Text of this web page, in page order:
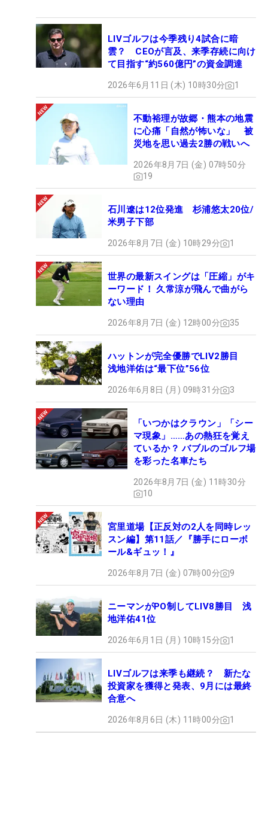
LIVゴルフは今季残り4試合に暗
雲？ CEOが言及、来季存続に向け
て目指す“約560億円”の資金調達
2026年6月11日 (木) 10時30分 1
不動裕理が故郷・熊本の地震
に心痛「自然が怖いな」 被
災地を思い過去2勝の戦いへ
2026年8月7日 (金) 07時50分
19
石川遼は12位発進 杉浦悠太20位/
米男子下部
2026年8月7日 (金) 10時29分 1
世界の最新スイングは「圧縮」がキ
ーワード！ 久常涼が飛んで曲がら
ない理由
2026年8月7日 (金) 12時00分 35
ハットンが完全優勝でLIV2勝目
浅地洋佑は“最下位”56位
2026年6月8日 (月) 09時31分 3
「いつかはクラウン」「シー
マ現象」……あの熱狂を覚え
ているか？ バブルのゴルフ場
を彩った名車たち
2026年8月7日 (金) 11時30分
10
宮里道場【正反対の2人を同時レッ
スン編】第11話／『勝手にローボ
ール&ギュッ！』
2026年8月7日 (金) 07時00分 9
ニーマンがPO制してLIV8勝目 浅
地洋佑41位
2026年6月1日 (月) 10時15分 1
LIVゴルフは来季も継続？ 新たな
投資家を獲得と発表、9月には最終
合意へ
2026年8月6日 (木) 11時00分 1